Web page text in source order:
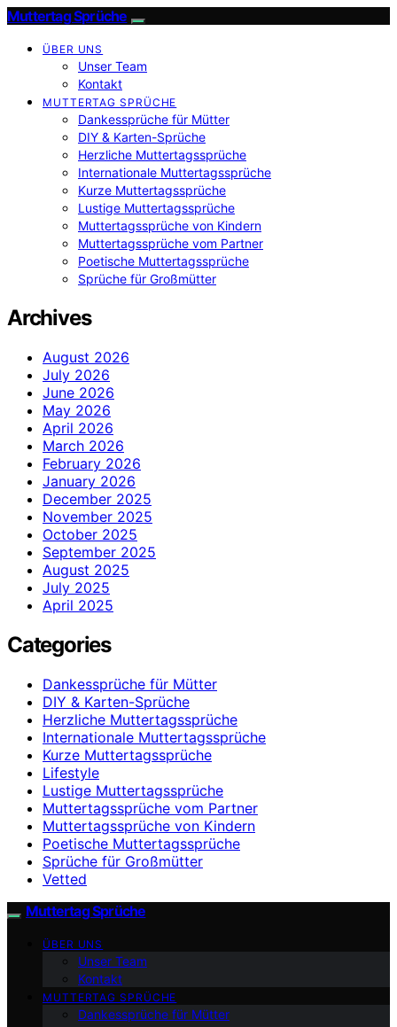
Muttertag Sprüche
ÜBER UNS
Unser Team
Kontakt
MUTTERTAG SPRÜCHE
Dankessprüche für Mütter
DIY & Karten-Sprüche
Herzliche Muttertagssprüche
Internationale Muttertagssprüche
Kurze Muttertagssprüche
Lustige Muttertagssprüche
Muttertagssprüche von Kindern
Muttertagssprüche vom Partner
Poetische Muttertagssprüche
Sprüche für Großmütter
Archives
August 2026
July 2026
June 2026
May 2026
April 2026
March 2026
February 2026
January 2026
December 2025
November 2025
October 2025
September 2025
August 2025
July 2025
April 2025
Categories
Dankessprüche für Mütter
DIY & Karten-Sprüche
Herzliche Muttertagssprüche
Internationale Muttertagssprüche
Kurze Muttertagssprüche
Lifestyle
Lustige Muttertagssprüche
Muttertagssprüche vom Partner
Muttertagssprüche von Kindern
Poetische Muttertagssprüche
Sprüche für Großmütter
Vetted
Muttertag Sprüche
ÜBER UNS
Unser Team
Kontakt
MUTTERTAG SPRÜCHE
Dankessprüche für Mütter